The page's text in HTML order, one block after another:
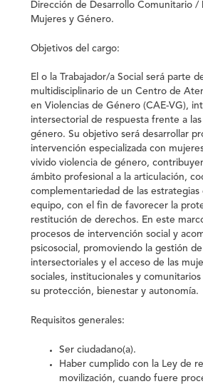
Dirección de Desarrollo Comunitario /
Mujeres y Género.
Objetivos del cargo:
El o la Trabajador/a Social será parte
multidisciplinario de un Centro de
en Violencias de Género (CAE-VG),
intersectorial de respuesta frente a las
género. Su objetivo será desarrollar
intervención especializada con
vivido violencia de género,
ámbito profesional a la articulación,
complementariedad de las estrategias
equipo, con el fin de favorecer la
restitución de derechos. En este
procesos de intervención social y
psicosocial, promoviendo la gestión
intersectoriales y el acceso de las
sociales, institucionales y
su protección, bienestar y autonomía.
Requisitos generales:
Ser ciudadano(a).
Haber cumplido con la Ley de
movilización, cuando fuere